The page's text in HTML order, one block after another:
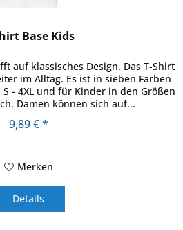
Base Kids
auf klassisches Design. Das T-Shirt
im Alltag. Es ist in sieben Farben
- 4XL und für Kinder in den Größen
Damen können sich auf...
9,89 € *
Merken
Details